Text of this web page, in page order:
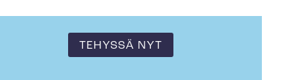
TEHYSSÄ NYT